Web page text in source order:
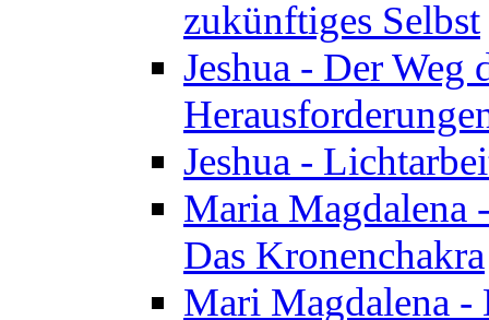
zukünftiges Selbst
Jeshua - Der Weg
Jeshua -
Maria Magdalena
Das Kronenchakra
Mari Magdalena -